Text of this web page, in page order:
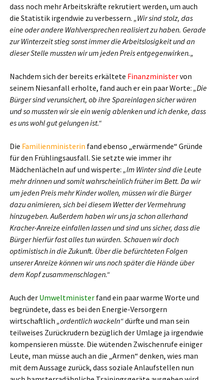
dass noch mehr Arbeitskräfte rekrutiert werden, um auch
die Statistik irgendwie zu verbessern. „Wir sind stolz, das
eine oder andere Wahlversprechen realisiert zu haben. Gerade
zur Winterzeit stieg sonst immer die Arbeitslosigkeit und an
dieser Stelle mussten wir um jeden Preis entgegenwirken.„
Nachdem sich der bereits erkältete Finanzministervon
seinem Niesanfall erholte, fand auch er ein paar Worte: „Die
Bürger sind verunsichert, ob ihre Spareinlagen sicher wären
und so mussten wir sie ein wenig ablenken und ich denke, dass
es uns wohl gut gelungen ist.“
Die Familienministerin fand ebenso „erwärmende“ Gründe
für den Frühlingsausfall. Sie setzte wie immer ihr
Mädchenlächeln auf und wisperte: „Im Winter sind die Leute
mehr drinnen und somit wahrscheinlich früher im Bett. Da wir
um jeden Preis mehr Kinder wollen, müssen wir die Bürger
dazu animieren, sich bei diesem Wetter der Vermehrung
hinzugeben. Außerdem haben wir uns ja schon allerhand
Kracher-Anreize einfallen lassen und sind uns sicher, dass die
Bürger hierfür fast alles tun würden. Schauen wir doch
optimistisch in die Zukunft. Über die befürchteten Folgen
unserer Anreize können wir uns noch später die Hände über
dem Kopf zusammenschlagen.“
Auch der Umweltminister fand ein paar warme Worte und
begründete, dass es bei den Energie-Versorgern
wirtschaftlich „ordentlich wackeln“dürfte und man sein
teilweises Zurückrudern bezüglich der Umlage ja irgendwie
kompensieren müsste. Die wütenden Zwischenrufe einiger
Leute, man müsse auch an die „Armen“ denken, wies man
mit dem Aussage zurück, dass soziale Anlaufstellen nun